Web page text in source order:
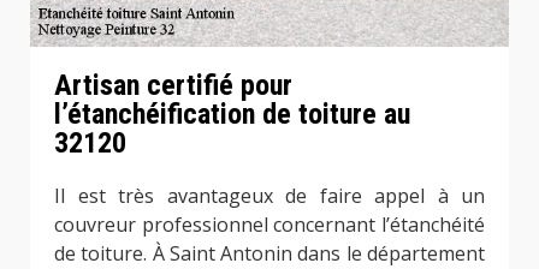
Artisan certifié pour
l’étanchéification de toiture au
32120
Il est très avantageux de faire appel à un
couvreur professionnel concernant l’étanchéité
de toiture. À Saint Antonin dans le département